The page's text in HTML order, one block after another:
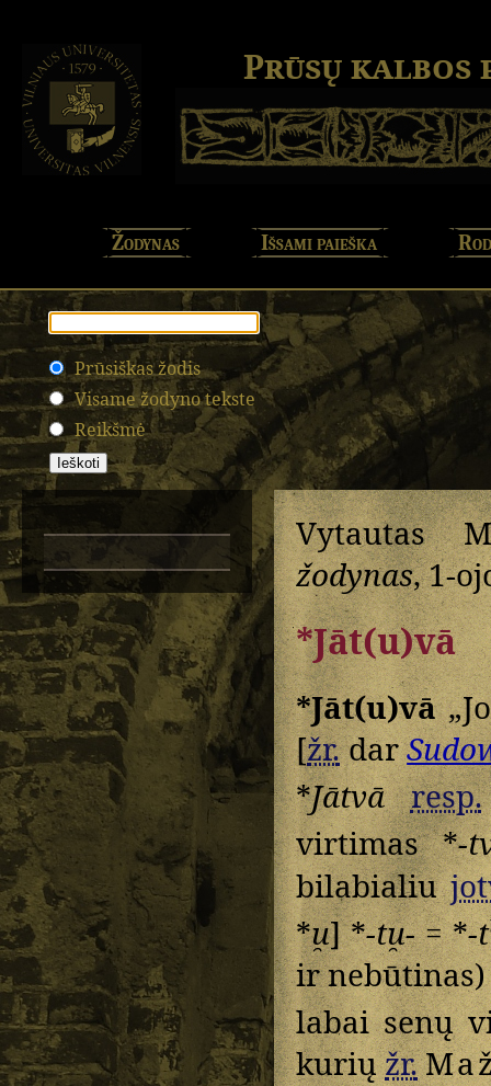
Prūsų kalbos
Žodynas Išsami paieška
Prūsiškas žodis
Visame žodyno tekste
Reikšmė
Vytautas
žodynas, 1-
*Jāt(u)vā
*Jāt(u)vā
[žr.dar
*Jātvā resp.
virtimas *-
bilabialiu
*u̯] *-tu̯- =*-t
ir
labai senų
kuriųžr.